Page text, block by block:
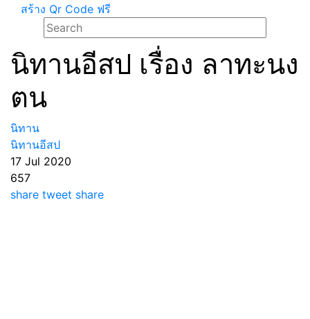
สร้าง Qr Code ฟรี
นิทานอีสป เรื่อง ลาทะนง
ตน
นิทาน
นิทานอีสป
17 Jul 2020
657
share tweet share